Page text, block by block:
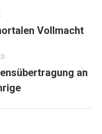
Vollmacht
an